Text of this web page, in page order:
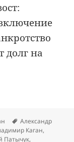
долг на
Метки
Александр
Каган,
Патычук,